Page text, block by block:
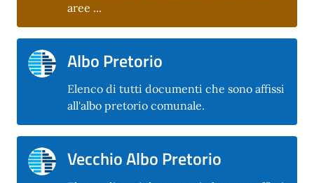
aree ...
Albo Pretorio
Elenco di tutti documenti che sono affissi
all'albo pretorio comunale.
Vecchio Albo Pretorio